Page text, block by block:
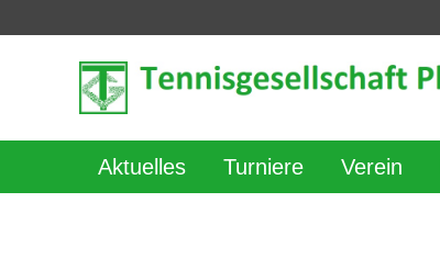
Aktuelles Turniere Verein